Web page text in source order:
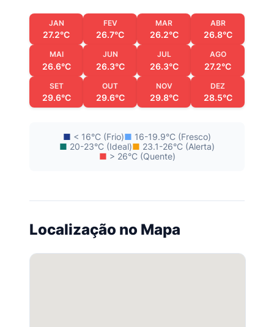
JAN
27.2°C
FEV
26.7°C
MAR
26.2°C
ABR
26.8°C
MAI
26.6°C
JUN
26.3°C
JUL
26.3°C
AGO
27.2°C
SET
29.6°C
OUT
29.6°C
NOV
29.8°C
DEZ
28.5°C
■ < 16°C (Frio)■ 16-19.9°C (Fresco)
■ 20-23°C (Ideal)■ 23.1-26°C (Alerta)
■ > 26°C (Quente)
Localização no Mapa